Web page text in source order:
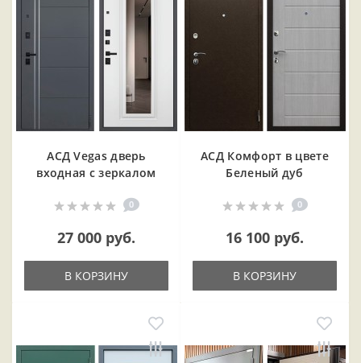
АСД Vegas дверь
входная с зеркалом
0
27 000 руб.
В КОРЗИНУ
АСД Комфорт в цвете
Беленый дуб
0
16 100 руб.
В КОРЗИНУ